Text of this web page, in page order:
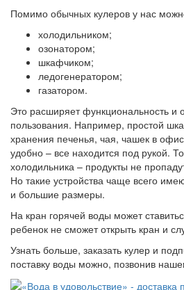
Помимо обычных кулеров у нас
холодильником;
озонатором;
шкафчиком;
ледогенератором;
газатором.
Это расширяет функциональность и
пользования. Например, простой
хранения печенья, чая, чашек в
удобно – все находится под рукой.
холодильника – продукты не
Но такие устройства чаще всего
и большие размеры.
На кран горячей воды может
ребенок не сможет открыть кран и
Узнать больше, заказать кулер и
поставку воды можно, позвонив